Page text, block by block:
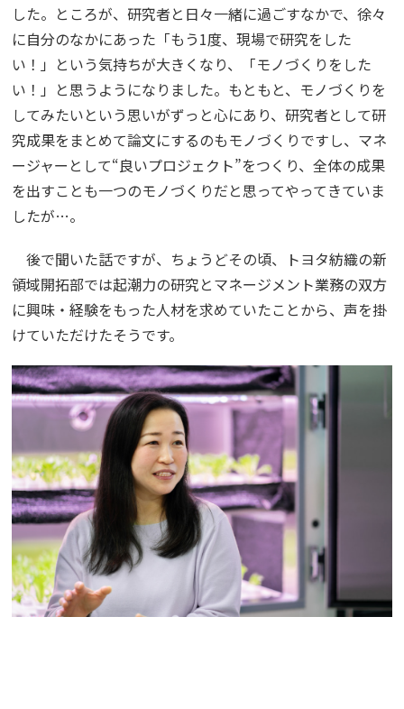
した。ところが、研究者と日々一緒に過ごすなかで、徐々
に自分のなかにあった「もう1度、現場で研究をした
い！」という気持ちが大きくなり、「モノづくりをした
い！」と思うようになりました。もともと、モノづくりを
してみたいという思いがずっと心にあり、研究者として研
究成果をまとめて論文にするのもモノづくりですし、マネ
ージャーとして“良いプロジェクト”をつくり、全体の成果
を出すことも一つのモノづくりだと思ってやってきていま
したが…。
後で聞いた話ですが、ちょうどその頃、トヨタ紡織の新
領域開拓部では起潮力の研究とマネージメント業務の双方
に興味・経験をもった人材を求めていたことから、声を掛
けていただけたそうです。